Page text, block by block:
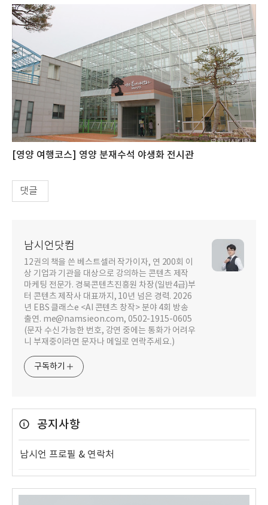
[영양 여행코스] 영양 분재수석 야생화 전시관
댓글
남시언닷컴
12권의 책을 쓴 베스트셀러 작가이자, 연 200회 이
상 기업과 기관을 대상으로 강의하는 콘텐츠 제작
마케팅 전문가. 경북콘텐츠진흥원 차장(일반4급)부
터 콘텐츠 제작사 대표까지, 10년 넘은 경력. 2026
년 EBS 클래스e <AI 콘텐츠 창작> 분야 4회 방송
출연. me@namsieon.com, 0502-1915-0605
(문자 수신 가능한 번호, 강연 중에는 통화가 어려우
니 부재중이라면 문자나 메일로 연락주세요.)
구독하기
공지사항
남시언 프로필 & 연락처